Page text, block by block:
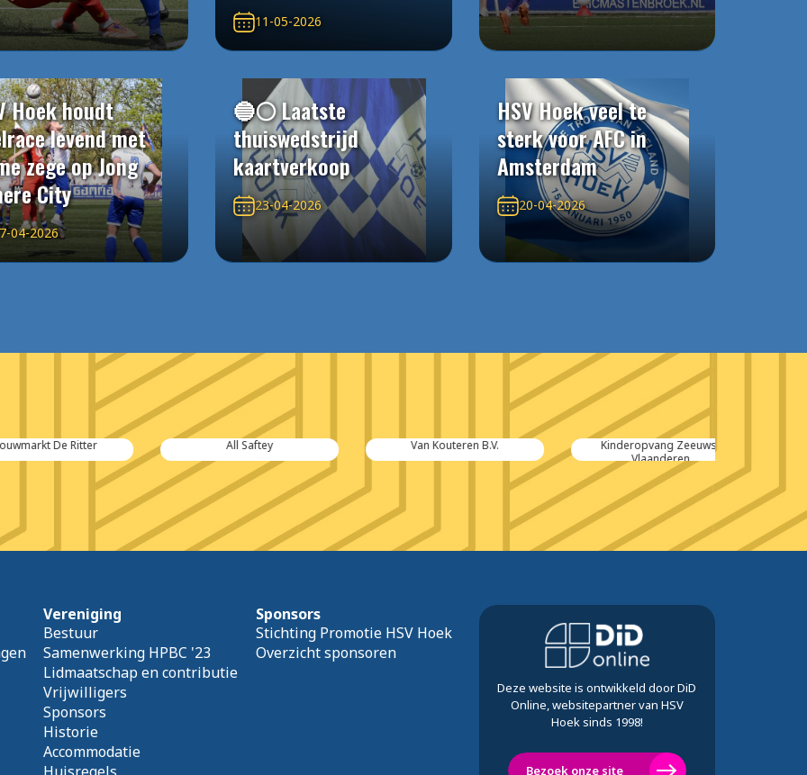
11-05-2026
Hoek houdt
levend met
zege op Jong
City
04-2026
🔵⚪️ Laatste
thuiswedstrijd
kaartverkoop
23-04-2026
HSV Hoek veel te
sterk voor AFC in
Amsterdam
20-04-2026
De Ritter Van Kouteren B.V.
Kinderopvang Zeeuws-
Vlaanderen
Vereniging
Bestuur
Samenwerking HPBC '23
Lidmaatschap en contributie
Vrijwilligers
Sponsors
Historie
Accommodatie
Sponsors
Stichting Promotie HSV Hoek
Overzicht sponsoren
Deze website is ontwikkeld door DiD
Online, websitepartner van HSV
Hoek sinds 1998!
Bezoek onze site